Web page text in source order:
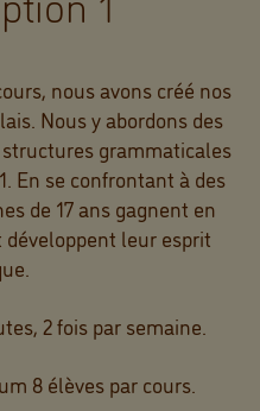
nous avons créé nos
Nous y abordons des
structures grammaticales
En se confrontant à des
de 17 ans gagnent en
leur esprit
2 fois par semaine.
8 élèves par cours.